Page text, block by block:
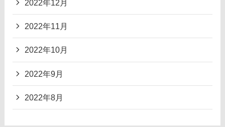
2022年12月
2022年11月
2022年10月
2022年9月
2022年8月